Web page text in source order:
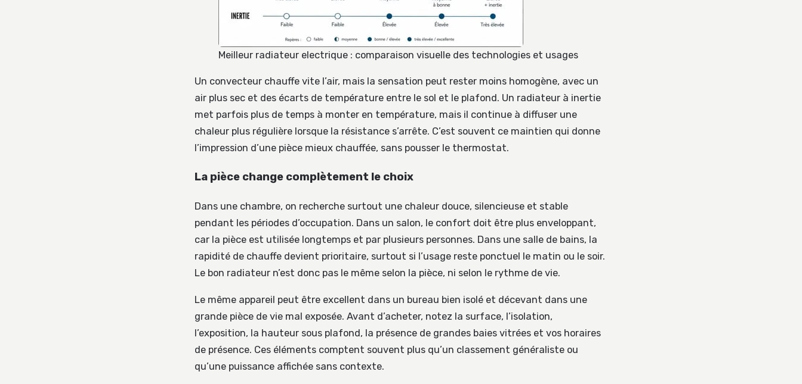
Meilleur radiateur electrique : comparaison visuelle des technologies et usages
Un convecteur chauffe vite l’air, mais la sensation peut rester moins homogène, avec un
air plus sec et des écarts de température entre le sol et le plafond. Un radiateur à inertie
met parfois plus de temps à monter en température, mais il continue à diffuser une
chaleur plus régulière lorsque la résistance s’arrête. C’est souvent ce maintien qui donne
l’impression d’une pièce mieux chauffée, sans pousser le thermostat.
La pièce change complètement le choix
Dans une chambre, on recherche surtout une chaleur douce, silencieuse et stable
pendant les périodes d’occupation. Dans un salon, le confort doit être plus enveloppant,
car la pièce est utilisée longtemps et par plusieurs personnes. Dans une salle de bains, la
rapidité de chauffe devient prioritaire, surtout si l’usage reste ponctuel le matin ou le soir.
Le bon radiateur n’est donc pas le même selon la pièce, ni selon le rythme de vie.
Le même appareil peut être excellent dans un bureau bien isolé et décevant dans une
grande pièce de vie mal exposée. Avant d’acheter, notez la surface, l’isolation,
l’exposition, la hauteur sous plafond, la présence de grandes baies vitrées et vos horaires
de présence. Ces éléments comptent souvent plus qu’un classement généraliste ou
qu’une puissance affichée sans contexte.